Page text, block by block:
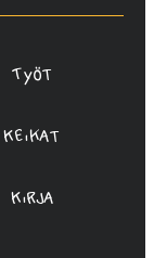
Työt
Keikat
Kirja